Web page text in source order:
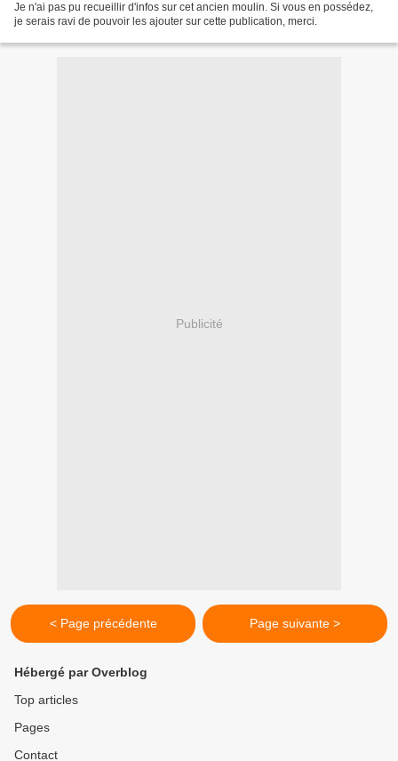
Je n'ai pas pu recueillir d'infos sur cet ancien moulin. Si vous en possédez,
je serais ravi de pouvoir les ajouter sur cette publication, merci.
Publicité
< Page précédente Page suivante >
Hébergé par Overblog
Top articles
Pages
Contact